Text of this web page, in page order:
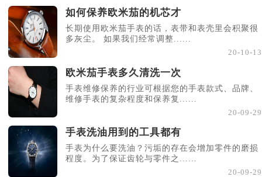
如何保养欧米茄的机芯才
长期使用欧米茄手表的话，表带和表壳里会积聚很
多灰尘。 如果我们经常调整......
20-10-13
欧米茄手表多久清洗一次
手表维修保养的行业可根据您的手表款式、品牌、
维修手表的复杂程度和保养复......
20-09-29
手表洗油用到的工具都有
手表为什么要洗油？污垢的存在会增加零件的磨损
程度。为了保证齿轮与零件之......
20-09-29